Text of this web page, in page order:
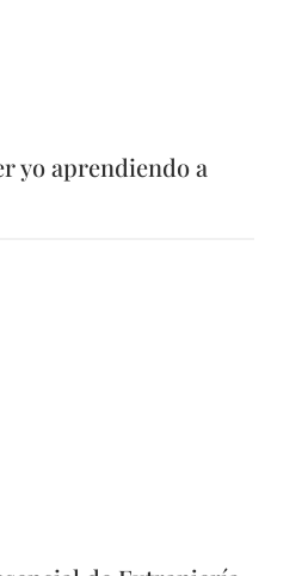
yo aprendiendo a